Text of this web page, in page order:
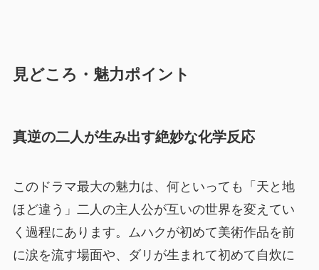
見どころ・魅力ポイント
真逆の二人が生み出す絶妙な化学反応
このドラマ最大の魅力は、何といっても「天と地
ほど違う」二人の主人公が互いの世界を変えてい
く過程にあります。ムハクが初めて美術作品を前
に涙を流す場面や、ダリが生まれて初めて自炊に